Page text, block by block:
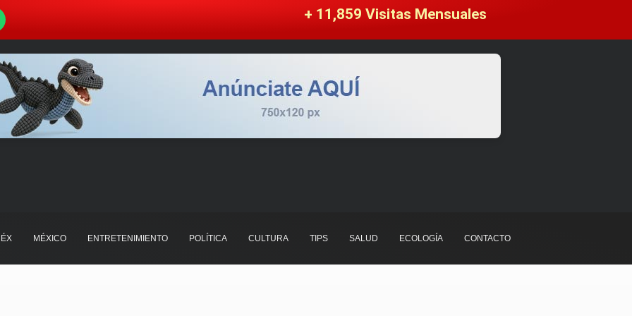
+ 11,859 Visitas Mensuales
MÉXICO ENTRETENIMIENTO POLÍTICA CULTURA TIPS SALUD ECOLOGÍA CONTACTO